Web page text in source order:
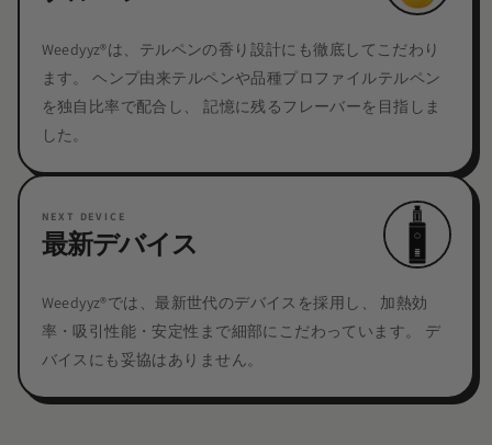
Weedyyz®︎は、テルペンの香り設計にも徹底してこだわり
ます。 ヘンプ由来テルペンや品種プロファイルテルペン
を独自比率で配合し、 記憶に残るフレーバーを目指しま
した。
NEXT DEVICE
最新デバイス
Weedyyz®︎では、最新世代のデバイスを採用し、 加熱効
率・吸引性能・安定性まで細部にこだわっています。 デ
バイスにも妥協はありません。